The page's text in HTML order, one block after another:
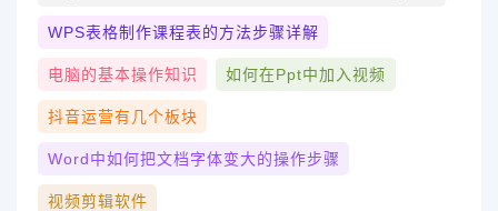
WPS表格制作课程表的方法步骤详解
电脑的基本操作知识 如何在ppt中加入视频
抖音运营有几个板块
Word中如何把文档字体变大的操作步骤
视频剪辑软件